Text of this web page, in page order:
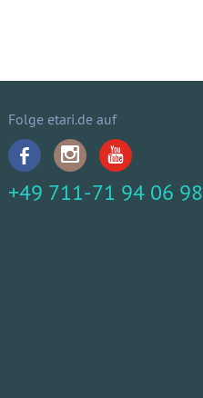
Folge etari.de auf
+49 711-71 94 06 98